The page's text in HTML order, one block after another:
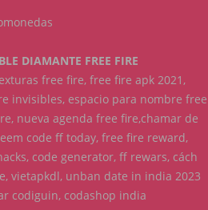
DIAMANTE FREE FIRE
free fire, free fire apk 2021,
invisibles, espacio para nombre free
nueva agenda free fire,chamar de
code ff today, free fire reward,
code generator, ff rewars, cách
vietapkdl, unban date in india 2023
codiguin, codashop india